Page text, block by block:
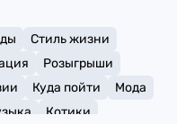
Стиль жизни
Розыгрыши
Куда пойти
Мода
Котики